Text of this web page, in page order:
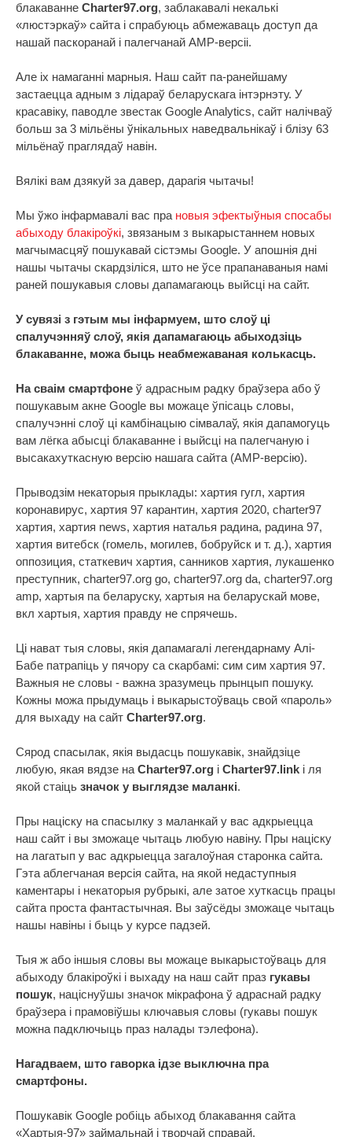
блакаванне Charter97.org, заблакавалі некалькі
«люстэркаў» сайта і спрабуюць абмежаваць доступ да
нашай паскоранай і палегчанай AMP-версіі.
Але іх намаганні марныя. Наш сайт па-ранейшаму
застаецца адным з лідараў беларускага інтэрнэту. У
красавіку, паводле звестак Google Analytics, сайт налічваў
больш за 3 мільёны ўнікальных наведвальнікаў і блізу 63
мільёнаў праглядаў навін.
Вялікі вам дзякуй за давер, дарагія чытачы!
Мы ўжо інфармавалі вас пра новыя эфектыўныя спосабы
абыходу блакіроўкі, звязаным з выкарыстаннем новых
магчымасцяў пошукавай сістэмы Google. У апошнія дні
нашы чытачы скардзіліся, што не ўсе прапанаваныя намі
раней пошукавыя словы дапамагаюць выйсці на сайт.
У сувязі з гэтым мы інфармуем, што слоў ці
спалучэнняў слоў, якія дапамагаюць абыходзіць
блакаванне, можа быць неабмежаваная колькасць.
На сваім смартфоне ў адрасным радку браўзера або ў
пошукавым акне Google вы можаце ўпісаць словы,
спалучэнні слоў ці камбінацыю сімвалаў, якія дапамогуць
вам лёгка абысці блакаванне і выйсці на палегчаную і
высакахуткасную версію нашага сайта (AMP-версію).
Прыводзім некаторыя прыклады: хартия гугл, хартия
коронавирус, хартия 97 карантин, хартия 2020, charter97
хартия, хартия news, хартия наталья радина, радина 97,
хартия витебск (гомель, могилев, бобруйск и т. д.), хартия
оппозиция, статкевич хартия, санников хартия, лукашенко
преступник, charter97.org go, charter97.org da, charter97.org
amp, хартыя па беларуску, хартыя на беларускай мове,
вкл хартыя, хартия правду не спрячешь.
Ці нават тыя словы, якія дапамагалі легендарнаму Алі-
Бабе патрапіць у пячору са скарбамі: сим сим хартия 97.
Важныя не словы - важна зразумець прынцып пошуку.
Кожны можа прыдумаць і выкарыстоўваць свой «пароль»
для выхаду на сайт Charter97.org.
Сярод спасылак, якія выдасць пошукавік, знайдзіце
любую, якая вядзе на Charter97.org і Charter97.link і ля
якой стаіць значок у выглядзе маланкі.
Пры націску на спасылку з маланкай у вас адкрыецца
наш сайт і вы зможаце чытаць любую навіну. Пры націску
на лагатып у вас адкрыецца загалоўная старонка сайта.
Гэта аблегчаная версія сайта, на якой недаступныя
каментары і некаторыя рубрыкі, але затое хуткасць працы
сайта проста фантастычная. Вы заўсёды зможаце чытаць
нашы навіны і быць у курсе падзей.
Тыя ж або іншыя словы вы можаце выкарыстоўваць для
абыходу блакіроўкі і выхаду на наш сайт праз гукавы
пошук, націснуўшы значок мікрафона ў адраснай радку
браўзера і прамовіўшы ключавыя словы (гукавы пошук
можна падключыць праз налады тэлефона).
Нагадваем, што гаворка ідзе выключна пра
смартфоны.
Пошукавік Google робіць абыход блакавання сайта
«Хартыя-97» займальнай і творчай справай.